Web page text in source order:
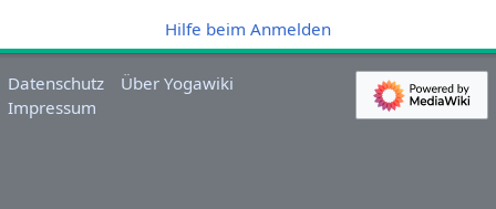
Hilfe beim Anmelden
Datenschutz
Über Yogawiki
Impressum